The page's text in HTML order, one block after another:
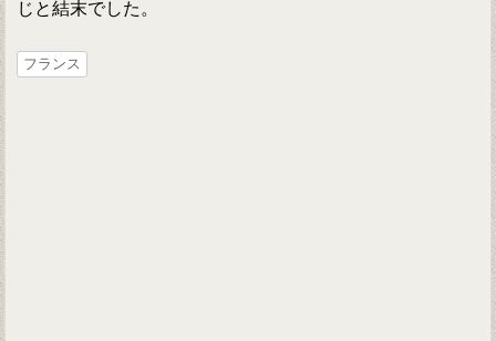
じと結末でした。
フランス